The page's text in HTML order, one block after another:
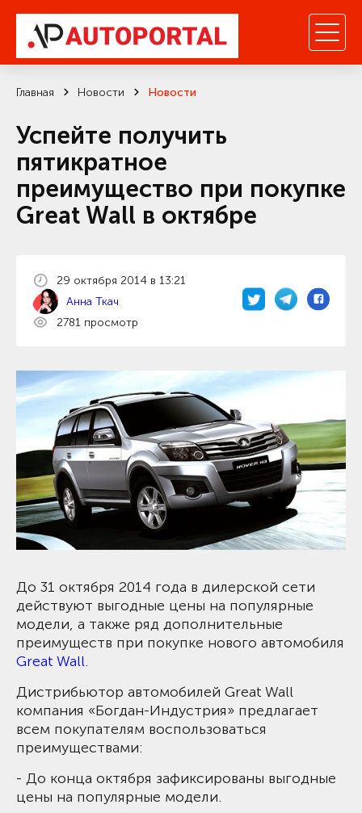
Главная Новости Новости
Успейте получить
пятикратное
преимущество при покупке
Great Wall в октябре
29 октября 2014 в 13:21
Анна Ткач
2781 просмотр
До 31 октября 2014 года в дилерской сети
действуют выгодные цены на популярные
модели, а также ряд дополнительные
преимуществ при покупке нового автомобиля
Great Wall.
Дистрибьютор автомобилей Great Wall
компания «Богдан-Индустрия» предлагает
всем покупателям воспользоваться
преимуществами:
- До конца октября зафиксированы выгодные
цены на популярные модели.